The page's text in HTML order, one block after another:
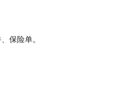
件、保险单。